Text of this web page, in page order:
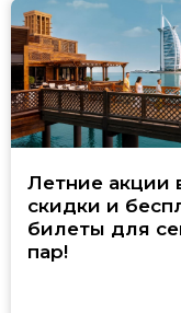
Летние акции
скидки и
билеты для
пар!